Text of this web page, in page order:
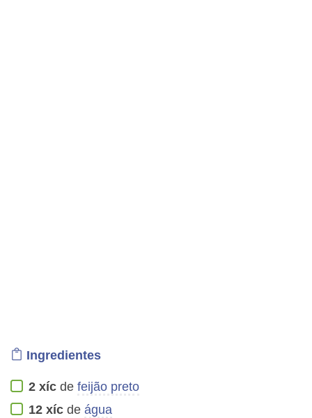
Ingredientes
2 xíc de feijão preto
12 xíc de água